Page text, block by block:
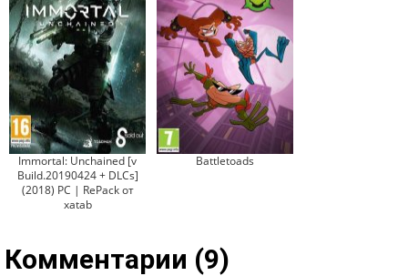
Immortal: Unchained [v
Build.20190424 + DLCs]
(2018) PC | RePack от
xatab
Battletoads
Комментарии (9)